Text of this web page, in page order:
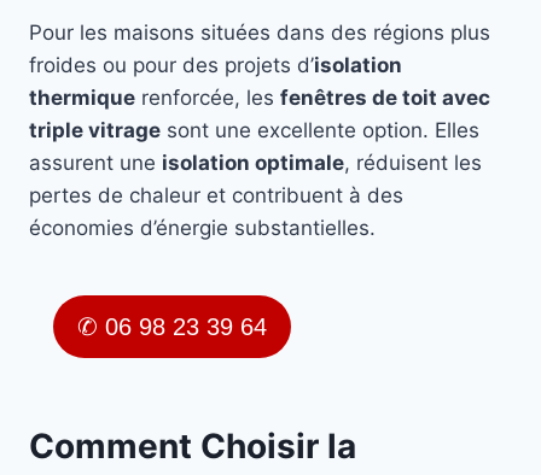
Pour les maisons situées dans des régions plus
froides ou pour des projets d’isolation
thermique renforcée, les fenêtres de toit avec
triple vitrage sont une excellente option. Elles
assurent une isolation optimale, réduisent les
pertes de chaleur et contribuent à des
économies d’énergie substantielles.
✆ 06 98 23 39 64
Comment Choisir la